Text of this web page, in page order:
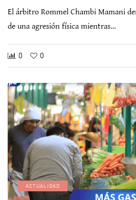
El árbitro Rommel Chambi Mamani
de una agresión física mientras…
0 0
ACTUALIDAD